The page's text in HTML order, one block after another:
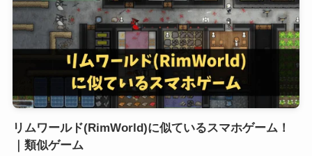
リムワールド(RimWorld)に似ているスマホゲーム！
｜類似ゲーム